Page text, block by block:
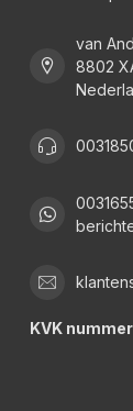
van
8802
KVK